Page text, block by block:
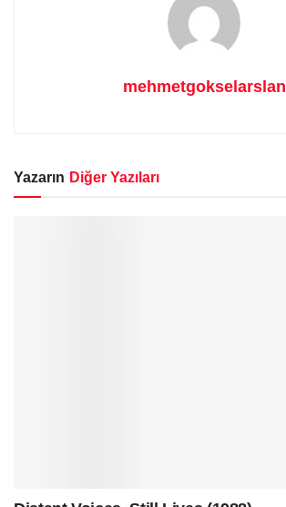
mehmetgokselarslan
Yazarın Diğer Yazıları